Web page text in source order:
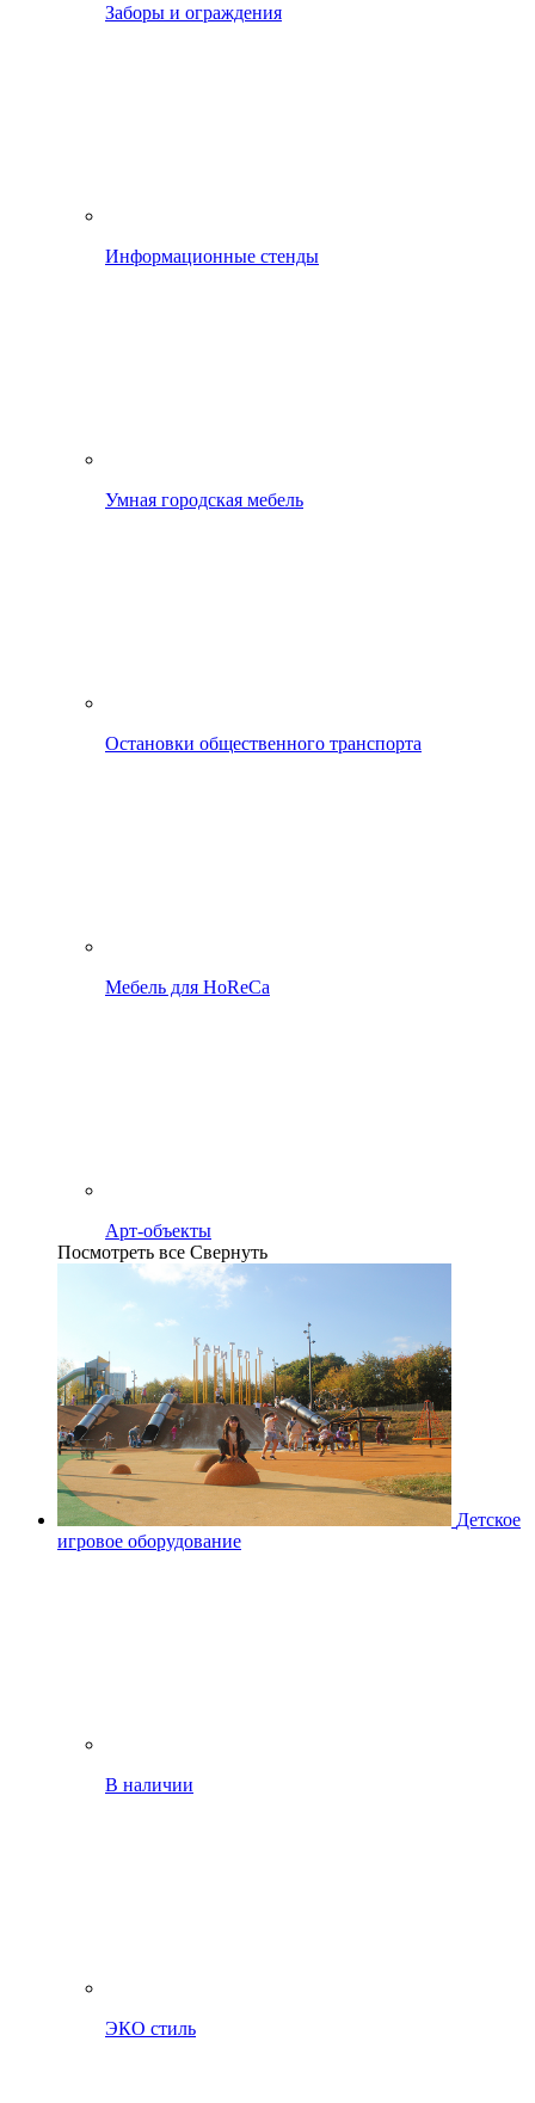
Заборы и ограждения
Информационные стенды
Умная городская мебель
Остановки общественного транспорта
Мебель для HoReCa
Арт-объекты
Посмотреть все Свернуть
Детское
игровое оборудование
В наличии
ЭКО стиль